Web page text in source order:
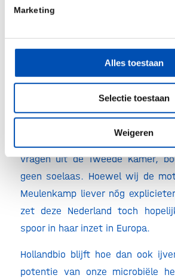
Marketing
Alles toestaan
Selectie toestaan
Weigeren
schadelijke infecties gevoelige
van Volksgezondheid, Welzijn en
vragen uit de Tweede Kamer,
geen soelaas. Hoewel wij de
Meulenkamp liever nóg
zet deze Nederland toch
spoor in haar inzet in Europa.
Hollandbio blijft hoe dan ook
potentie van onze microbiële